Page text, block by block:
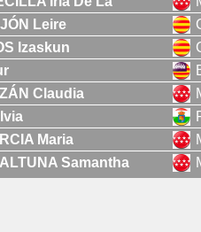
Leire
Izaskun
Claudia
Maria
Samantha